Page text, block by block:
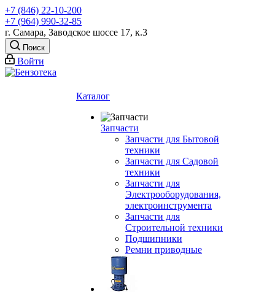
+7 (846) 22-10-200
+7 (964) 990-32-85
г. Самара, Заводское шоссе 17, к.3
Поиск
Войти
Каталог
Запчасти
Запчасти для Бытовой
техники
Запчасти для Садовой
техники
Запчасти для
Электрооборудования,
электроинструмента
Запчасти для
Строительной техники
Подшипники
Ремни приводные